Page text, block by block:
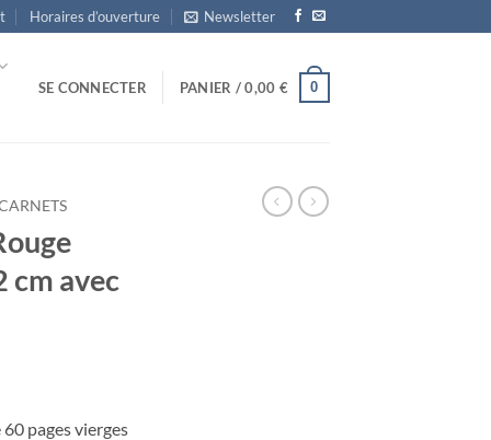
Horaires d’ouverture Newsletter
SE CONNECTER PANIER /0,00 € 0
cm avec
60 pages vierges